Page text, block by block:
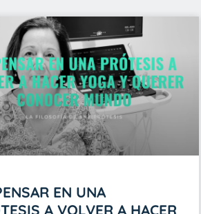
EN UNA
A VOLVER A HACER